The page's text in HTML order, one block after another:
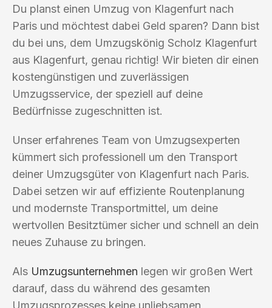
Du planst einen Umzug von Klagenfurt nach
Paris und möchtest dabei Geld sparen? Dann bist
du bei uns, dem Umzugskönig Scholz Klagenfurt
aus Klagenfurt, genau richtig! Wir bieten dir einen
kostengünstigen und zuverlässigen
Umzugsservice, der speziell auf deine
Bedürfnisse zugeschnitten ist.
Unser erfahrenes Team von Umzugsexperten
kümmert sich professionell um den Transport
deiner Umzugsgüter von Klagenfurt nach Paris.
Dabei setzen wir auf effiziente Routenplanung
und modernste Transportmittel, um deine
wertvollen Besitztümer sicher und schnell an dein
neues Zuhause zu bringen.
Als Umzugsunternehmen legen wir großen Wert
darauf, dass du während des gesamten
Umzugsprozesses keine unliebsamen